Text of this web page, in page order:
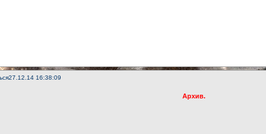
27.12.14 16:38:09
Архив.